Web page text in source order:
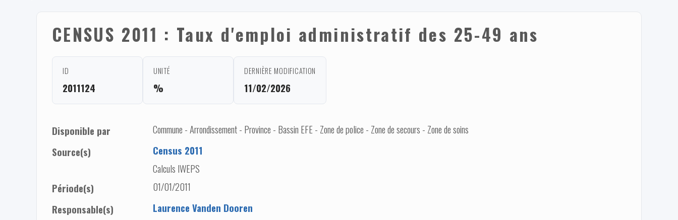
CENSUS 2011 : Taux d'emploi administratif des 25-49 ans
ID
2011124
UNITÉ
%
DERNIÈRE MODIFICATION
11/02/2026
Disponible par
Commune - Arrondissement - Province - Bassin EFE - Zone de police - Zone de secours - Zone de soins
Source(s)
Census 2011
Calculs IWEPS
Période(s)
01/01/2011
Responsable(s)
Laurence Vanden Dooren